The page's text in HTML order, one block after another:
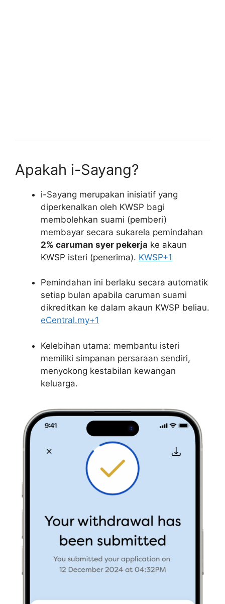
Apakah i-Sayang?
i-Sayang merupakan inisiatif yang
diperkenalkan oleh KWSP bagi
membolehkan suami (pemberi)
membayar secara sukarela pemindahan
2% caruman syer pekerja ke akaun
KWSP isteri (penerima). KWSP+1
Pemindahan ini berlaku secara automatik
setiap bulan apabila caruman suami
dikreditkan ke dalam akaun KWSP beliau.
eCentral.my+1
Kelebihan utama: membantu isteri
memiliki simpanan persaraan sendiri,
menyokong kestabilan kewangan
keluarga.